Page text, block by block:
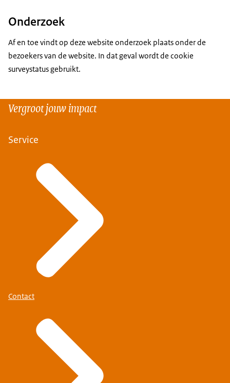
Onderzoek
Af en toe vindt op deze website onderzoek plaats onder de
bezoekers van de website. In dat geval wordt de cookie
surveystatus gebruikt.
Vergroot jouw impact
Service
Contact